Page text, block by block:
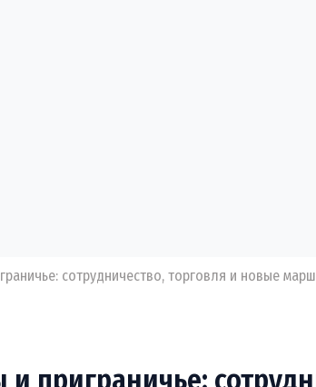
сотрудничество, торговля и новые
приграничье: